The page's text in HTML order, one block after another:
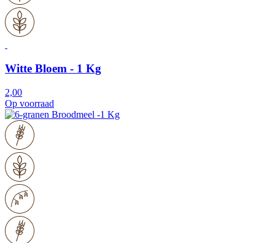
Witte Bloem - 1 Kg
2,00
Op voorraad